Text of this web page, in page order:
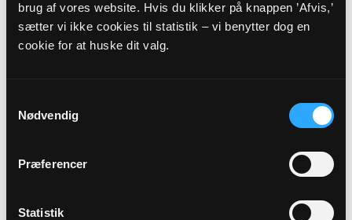
brug af vores website. Hvis du klikker på knappen ’Afvis,’
sætter vi ikke cookies til statistik – vi benytter dog en
cookie for at huske dit valg.
Nødvendig
Præferencer
Statistik
Maleriudstilling
Hobro Kirkecenter, Søndergade 3, 9500 Hobro